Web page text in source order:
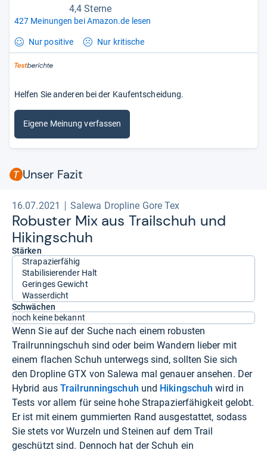
4,4 Sterne
427 Meinungen bei Amazon.de lesen
Nur positive Nur kritische
Helfen Sie anderen bei der Kaufentscheidung.
Eigene Meinung verfassen
Unser Fazit
16.07.2021 Salewa Dropline Gore Tex
Robus­ter Mix aus Trail­schuh und
Hikingschuh
Stärken
Strapazierfähig
Stabilisierender Halt
Geringes Gewicht
Wasserdicht
Schwächen
noch keine bekannt
Wenn Sie auf der Suche nach einem robusten
Trailrunningschuh sind oder beim Wandern lieber mit
einem flachen Schuh unterwegs sind, sollten Sie sich
den Dropline GTX von Salewa mal genauer ansehen. Der
Hybrid ausTrailrunningschuh und Hikingschuh wird in
Tests vor allem für seine hohe Strapazierfähigkeit gelobt.
Er ist mit einem gummierten Rand ausgestattet, sodass
Sie stets vor Wurzeln und Steinen auf dem Trail
geschützt sind. Dennoch hat der Schuh ein